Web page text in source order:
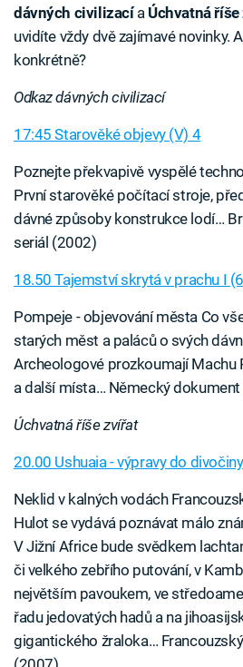
dávných civilizacía Úchvatná
uvidíte vždy dvě zajímavé novinky.
konkrétně?
Odkaz dávných civilizací
17:45 Starověké objevy (V) 4
Poznejte překvapivě vyspělé
První starověké počítací stroje,
dávné způsoby konstrukce lodí…
seriál (2002)
18.50 Tajemství skrytá v prachu I
Pompeje - objevování města Co
starých měst a paláců o svých
Archeologové prozkoumají Machu
a další místa… Německý
Úchvatná říše zvířat
20.00 Ushuaia - výpravy do
Neklid v kalných vodách
Hulot se vydává poznávat málo
V Jižní Africe bude svědkem
či velkého zebřího putování, v
největším pavoukem, ve
řadu jedovatých hadů a na
gigantického žraloka…